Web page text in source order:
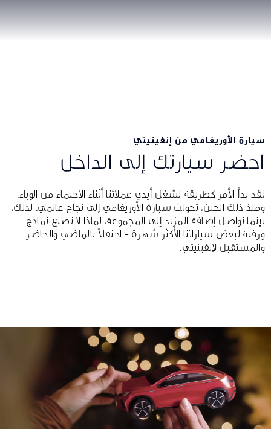
سيارة الأوريغامي من إنفينيتي
احضر سيارتك إلى الداخل
لقد بدأ الأمر كطريقة لشغل أيدي عملائنا أثناء الاحتماء من الوباء.
ومنذ ذلك الحين، تحولت سيارة الأوريغامي إلى نجاح عالمي. لذلك،
بينما نواصل إضافة المزيد إلى المجموعة، لماذا لا تصنع نماذج
ورقية لبعض سياراتنا الأكثر شهرة - احتفالاً بالماضي والحاضر
والمستقبل لإنفينيتي.